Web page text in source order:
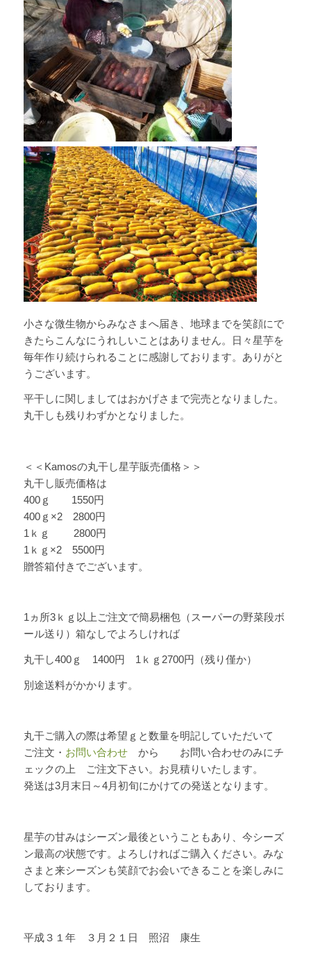
小さな微生物からみなさまへ届き、地球までを笑顔にで
きたらこんなにうれしいことはありません。日々星芋を
毎年作り続けられることに感謝しております。ありがと
うございます。
平干しに関しましてはおかげさまで完売となりました。
丸干しも残りわずかとなりました。
＜＜Kamosの丸干し星芋販売価格＞＞
丸干し販売価格は
400ｇ 1550円
400ｇ×2 2800円
1ｋｇ 2800円
1ｋｇ×2 5500円
贈答箱付きでございます。
1ヵ所3ｋｇ以上ご注文で簡易梱包（スーパーの野菜段ボ
ール送り）箱なしでよろしければ
丸干し400ｇ 1400円 1ｋｇ2700円（残り僅か）
別途送料がかかります。
丸干ご購入の際は希望ｇと数量を明記していただいて
ご注文・ お問い合わせから お問い合わせのみにチ
ェックの上 ご注文下さい。お見積りいたします。
発送は3月末日～4月初旬にかけての発送となります。
星芋の甘みはシーズン最後ということもあり、今シーズ
ン最高の状態です。よろしければご購入ください。みな
さまと来シーズンも笑顔でお会いできることを楽しみに
しております。
平成３１年 ３月２１日 照沼 康生